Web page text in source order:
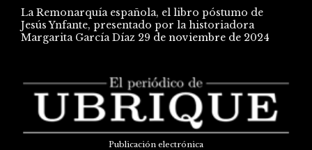
La Remonarquía española, el libro póstumo de
Jesús Ynfante, presentado por la historiadora
Margarita García Díaz 29 de noviembre de 2024
Publicación electrónica